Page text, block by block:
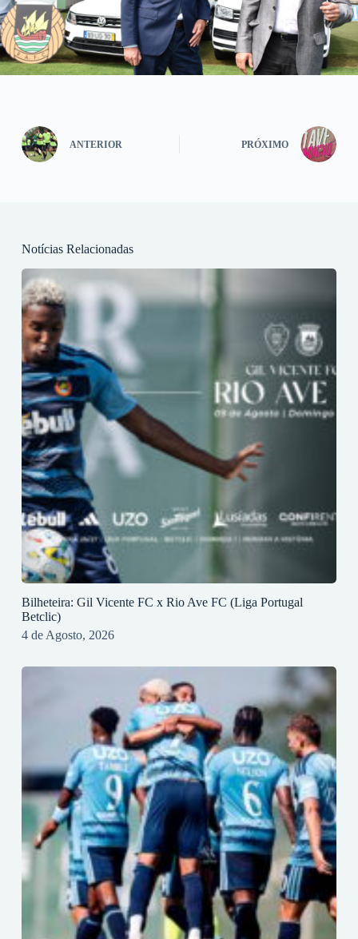
ANTERIOR PRÓXIMO
Notícias Relacionadas
Bilheteira: Gil Vicente FC x Rio Ave FC (Liga Portugal
Betclic)
4 de Agosto, 2026